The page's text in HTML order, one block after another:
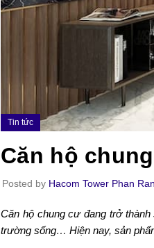
Tin tức
Căn hộ
Posted by Hacom Tower Phan
Căn hộ chung cư đang trở
trường sống… Hiện nay, sản